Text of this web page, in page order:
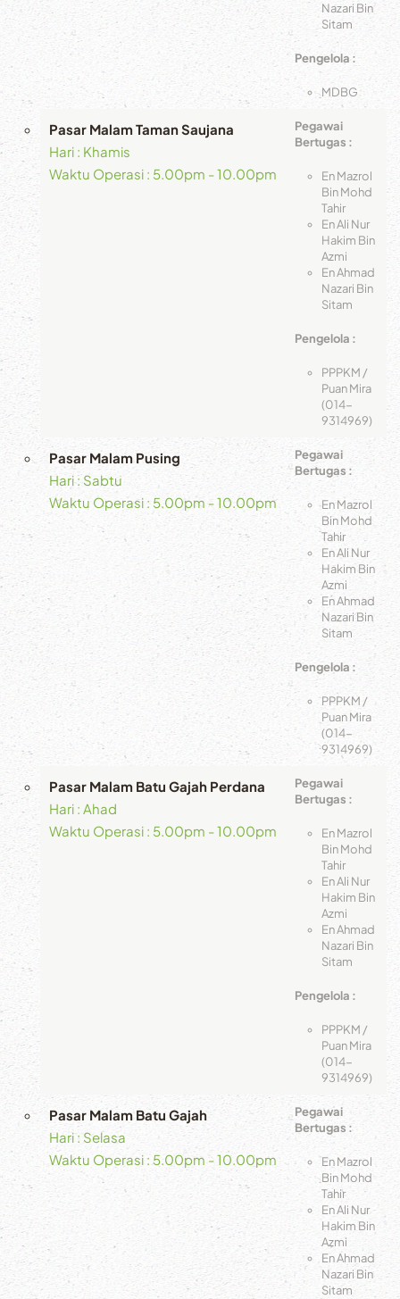
Nazari Bin
Sitam
Pengelola :
MDBG
Pasar Malam Taman Saujana
Hari : Khamis
Waktu Operasi : 5.00pm - 10.00pm
Pegawai
Bertugas :
En Mazrol
Bin Mohd
Tahir
En Ali Nur
Hakim Bin
Azmi
En Ahmad
Nazari Bin
Sitam
Pengelola :
PPPKM /
Puan Mira
(014-
9314969)
Pasar Malam Pusing
Hari : Sabtu
Waktu Operasi : 5.00pm - 10.00pm
Pegawai
Bertugas :
En Mazrol
Bin Mohd
Tahir
En Ali Nur
Hakim Bin
Azmi
En Ahmad
Nazari Bin
Sitam
Pengelola :
PPPKM /
Puan Mira
(014-
9314969)
Pasar Malam Batu Gajah Perdana
Hari : Ahad
Waktu Operasi : 5.00pm - 10.00pm
Pegawai
Bertugas :
En Mazrol
Bin Mohd
Tahir
En Ali Nur
Hakim Bin
Azmi
En Ahmad
Nazari Bin
Sitam
Pengelola :
PPPKM /
Puan Mira
(014-
9314969)
Pasar Malam Batu Gajah
Hari : Selasa
Waktu Operasi : 5.00pm - 10.00pm
Pegawai
Bertugas :
En Mazrol
Bin Mohd
Tahir
En Ali Nur
Hakim Bin
Azmi
En Ahmad
Nazari Bin
Sitam